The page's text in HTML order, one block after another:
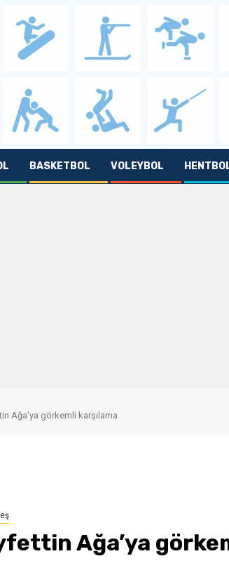
BASKETBOL VOLEYBOL
Ağa’ya görkemli karşılama
Ağa’ya